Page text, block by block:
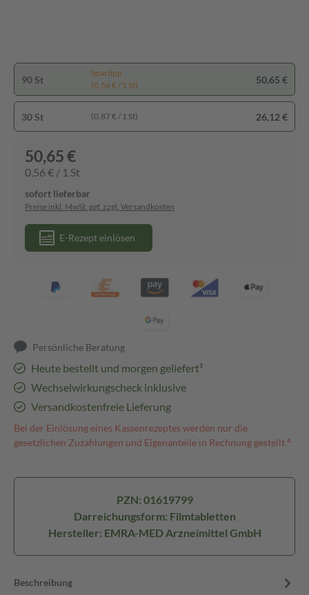
90 St
Spartipp
(0,56 € / 1 St)
50,65 €
30 St (0,87 € / 1 St) 26,12 €
50,65 €
0,56 € / 1 St
sofort lieferbar
Preise inkl. MwSt. ggf. zzgl. Versandkosten
E-Rezept einlösen
Persönliche Beratung
Heute bestellt und morgen geliefert³
Wechselwirkungscheck inklusive
Versandkostenfreie Lieferung
Bei der Einlösung eines Kassenrezeptes werden nur die
gesetzlichen Zuzahlungen und Eigenanteile in Rechnung gestellt.⁴
PZN: 01619799
Darreichungsform: Filmtabletten
Hersteller: EMRA-MED Arzneimittel GmbH
Beschreibung